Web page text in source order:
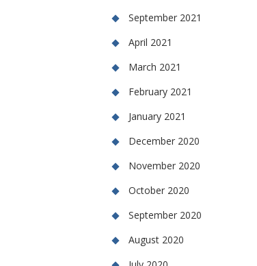
September 2021
April 2021
March 2021
February 2021
January 2021
December 2020
November 2020
October 2020
September 2020
August 2020